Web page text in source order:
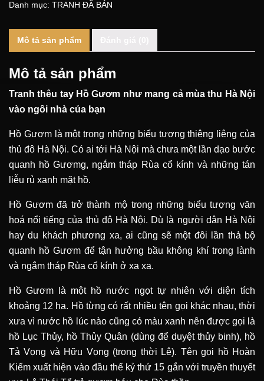
Danh mục: TRANH ĐÃ BÁN
Mô tả sản phẩm
Mô tả sản phẩm
Tranh thêu tay Hồ Gươm như mang cả mùa thu Hà Nội
vào ngôi nhà của bạn
Hồ Gươm là một trong những biểu tương thiêng liêng của
thủ đô Hà Nội. Có ai tới Hà Nội mà chưa một lần dạo bước
quanh hồ Gươmg, ngắm tháp Rùa cổ kính và những tán
liễu rủ xanh mặt hồ.
Hồ Gươm đã trở thành mộ trong những biểu tượng văn
hoá nổi tiếng của thủ đô Hà Nội. Dù là người dân Hà Nội
hay du khách phương xa, ai cũng sẽ một đôi lần thả bộ
quanh hồ Gươm để tận hưởng bầu không khí trong lành
và ngắm tháp Rùa cổ kính ở xa xa.
Hồ Gươm là một hồ nước ngọt tự nhiên với diện tích
khoảng 12 ha. Hồ từng có rất nhiều tên gọi khác nhau, thời
xưa vì nước hồ lúc nào cũng có màu xanh nên được gọi là
hồ Lục Thủy, hồ Thủy Quân (dùng để duyệt thủy binh), hồ
Tả Vọng và Hữu Vọng (trong thời Lê). Tên gọi hồ Hoàn
Kiếm xuất hiện vào đầu thế kỷ thứ 15 gắn với truyền thuyết